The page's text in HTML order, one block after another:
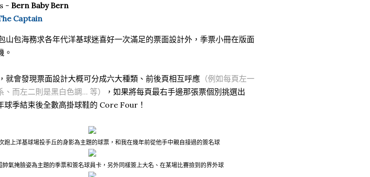
- Bern Baby Bern
Captain
山包海務求各年代洋基球迷喜好一次滿足的票面設計外，季票小冊在版面
。
就會發現票面設計大概可分成六大種類、前後頁相互呼應 （例如每頁左一
而左二則是黑白色調... 等）
，如果將每頁最右手邊那張票個別挑選出
球季結束後全數高掛球鞋的 Core Four！
跑上洋基球場投手丘的身影為主題的球票，和我在幾年前從他手中親自接過的簽名球
帥氣掩臉姿為主題的季票和簽名球員卡，另外同樣簽上大名、在某場比賽撿到的界外球